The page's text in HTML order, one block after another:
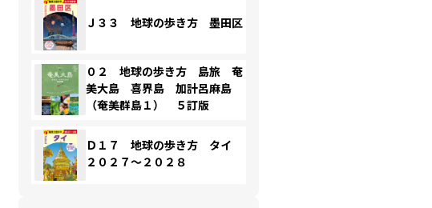
Ｊ３３ 地球の歩き方 墨田区
０２ 地球の歩き方 島旅 奄
美大島 喜界島 加計呂麻島
（奄美群島１） ５訂版
Ｄ１７ 地球の歩き方 タイ
２０２７～２０２８